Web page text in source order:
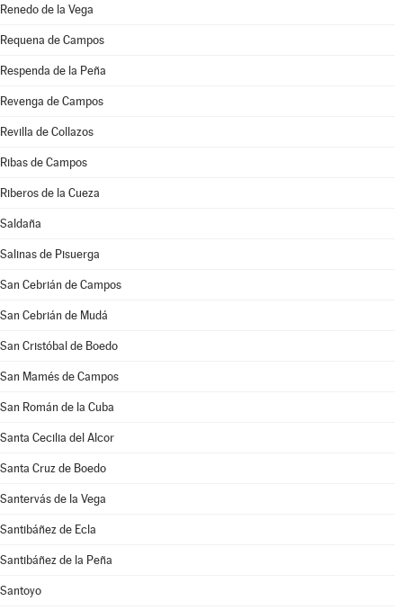
Renedo de la Vega
Requena de Campos
Respenda de la Peña
Revenga de Campos
Revilla de Collazos
Ribas de Campos
Riberos de la Cueza
Saldaña
Salinas de Pisuerga
San Cebrián de Campos
San Cebrián de Mudá
San Cristóbal de Boedo
San Mamés de Campos
San Román de la Cuba
Santa Cecilia del Alcor
Santa Cruz de Boedo
Santervás de la Vega
Santibáñez de Ecla
Santibáñez de la Peña
Santoyo